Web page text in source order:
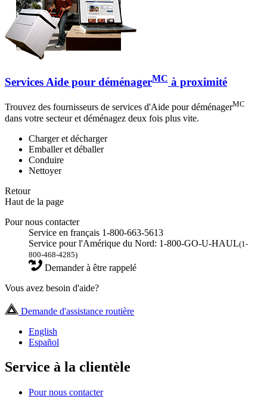
Services Aide pour déménagerMC à proximité
Trouvez des fournisseurs de services d'Aide pour déménagerMC
dans votre secteur et déménagez deux fois plus vite.
Charger et décharger
Emballer et déballer
Conduire
Nettoyer
Retour
Haut de la page
Pour nous contacter
Service en français 1-800-663-5613
Service pour l'Amérique du Nord: 1-800-GO-U-HAUL(1-
800-468-4285)
Demander à être rappelé
Vous avez besoin d'aide?
Demande d'assistance routière
English
Español
Service à la clientèle
Pour nous contacter